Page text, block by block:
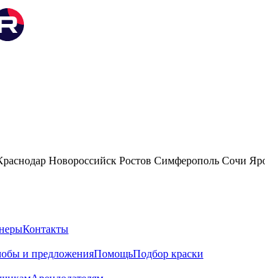
Новороссийск Ростов Симферополь Сочи
Контакты
и предложенияПомощьПодбор краски